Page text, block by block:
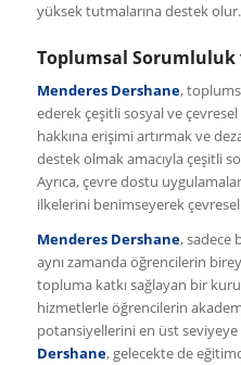
yüksek tutmalarına destek olur.
Toplumsal
Menderes Dershane,
ederek çeşitli sosyal ve
hakkına erişimi artırmak ve
destek olmak amacıyla çeşitli
Ayrıca, çevre dostu
ilkelerini benimseyerek
Menderes Dershane, sadece
aynı zamanda öğrencilerin
topluma katkı sağlayan bir
hizmetlerle öğrencilerin
potansiyellerini en üst seviyeye
Dershane, gelecekte de